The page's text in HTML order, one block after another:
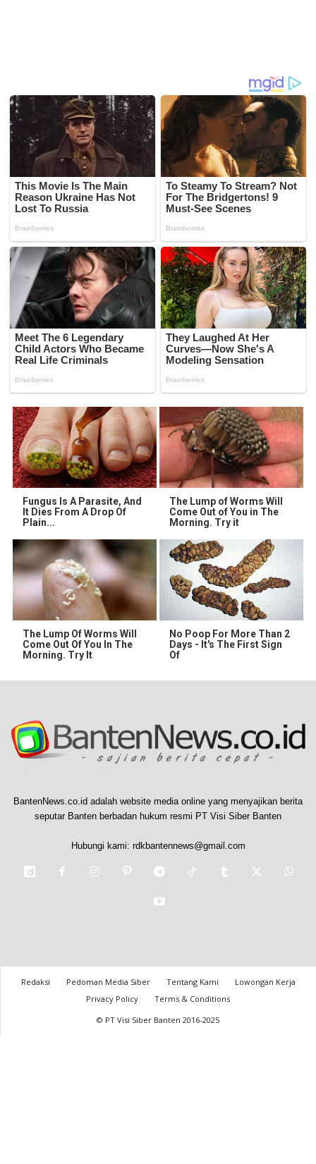
Fungus Is A Parasite, And
It Dies From A Drop Of
Plain...
The Lump of Worms Will
Come Out of You in The
Morning. Try it
The Lump Of Worms Will
Come Out Of You In The
Morning. Try It
No Poop For More Than 2
Days - It's The First Sign
Of
BantenNews.co.id adalah website media online yang menyajikan berita
seputar Banten berbadan hukum resmi PT Visi Siber Banten
Hubungi kami: rdkbantennews@gmail.com
Redaksi Pedoman Media Siber Tentang Kami
Lowongan Kerja
Privacy Policy
Terms & Conditions
© PT Visi Siber Banten 2016-2025